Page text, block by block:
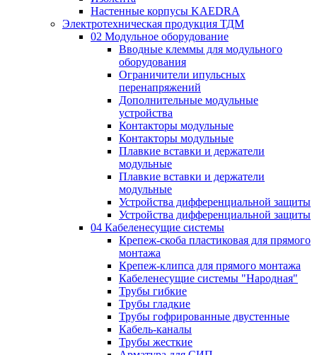
Настенные корпусы KAEDRA
Электротехническая продукция ТДМ
02 Модульное оборудование
Вводные клеммы для модульного
оборудования
Ограничители ипульсных
перенапряжений
Дополнительные модульные
устройства
Контакторы модульные
Контакторы модульные
Плавкие вставки и держатели
модульные
Плавкие вставки и держатели
модульные
Устройства дифференциальной защиты
Устройства дифференциальной защиты
04 Кабеленесущие системы
Крепеж-скоба пластиковая для прямого
монтажа
Крепеж-клипса для прямого монтажа
Кабеленесущие системы "Народная"
Трубы гибкие
Трубы гладкие
Трубы гофрированные двустенные
Кабель-каналы
Трубы жесткие